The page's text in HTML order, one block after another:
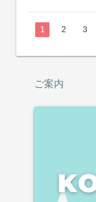
1 2 3
ご案内